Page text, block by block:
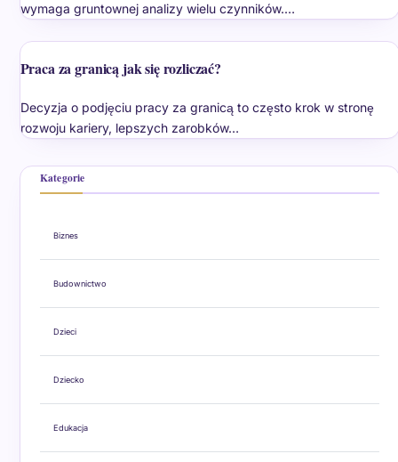
wymaga gruntownej analizy wielu czynników.…
Praca za granicą jak się rozliczać?
Decyzja o podjęciu pracy za granicą to często krok w stronę
rozwoju kariery, lepszych zarobków…
Kategorie
Biznes
Budownictwo
Dzieci
Dziecko
Edukacja